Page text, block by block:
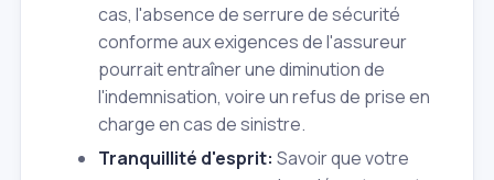
cas, l'absence de serrure de sécurité
conforme aux exigences de l'assureur
pourrait entraîner une diminution de
l'indemnisation, voire un refus de prise en
charge en cas de sinistre.
Tranquillité d'esprit: Savoir que votre